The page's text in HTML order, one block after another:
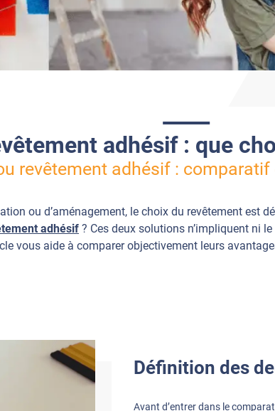
adhésif : que
revêtement adhésif :
ou d’aménagement, le choix du revêtement est
adhésif ? Ces deux solutions n’impliquent ni
vous aide à comparer objectivement leurs
Définition des
Avant d’entrer dans le